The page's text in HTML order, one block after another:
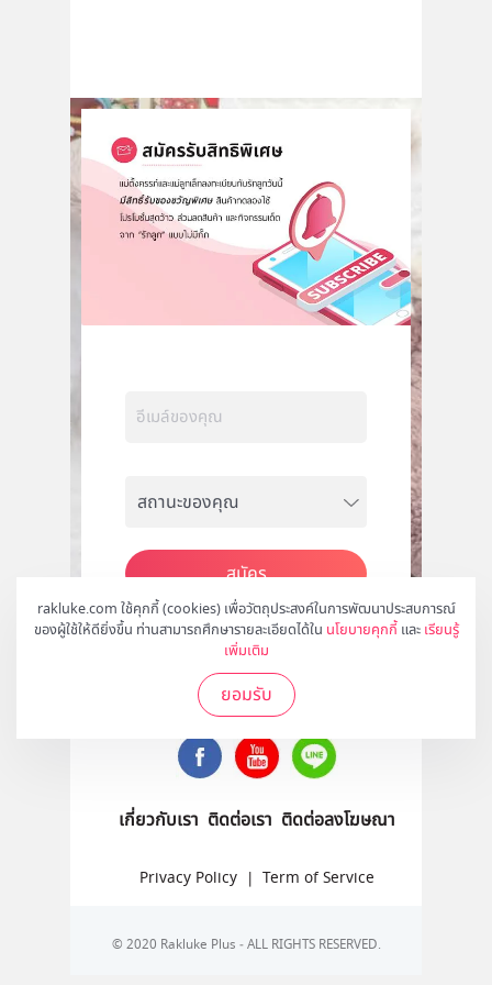
rakluke.com ใช้คุกกี้ (cookies) เพื่อวัตถุประสงค์ในการพัฒนาประสบการณ์
ของผู้ใช้ให้ดียิ่งขึ้น ท่านสามารถศึกษารายละเอียดได้ใน นโยบายคุกกี้ และ เรียนรู้
เพิ่มเติม
ยอมรับ
สมัคร
ติดตามเราได้ที่
เกี่ยวกับเรา ติดต่อเรา ติดต่อลงโฆษณา
Privacy Policy | Term of Service
© 2020 Rakluke Plus - ALL RIGHTS RESERVED.